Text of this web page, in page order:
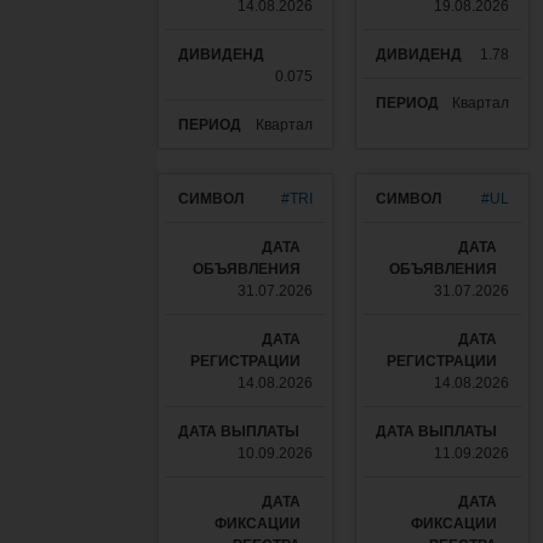
14.08.2026
0.075
Квартал
19.08.2026
1.78
Квартал
#TRI
31.07.2026
14.08.2026
10.09.2026
#UL
31.07.2026
14.08.2026
11.09.2026